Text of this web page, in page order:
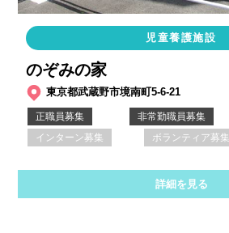
児童養護施設
のぞみの家
東京都武蔵野市境南町5-6-21
正職員募集 非常勤職員募集
インターン募集
ボランティア募集
詳細を見る